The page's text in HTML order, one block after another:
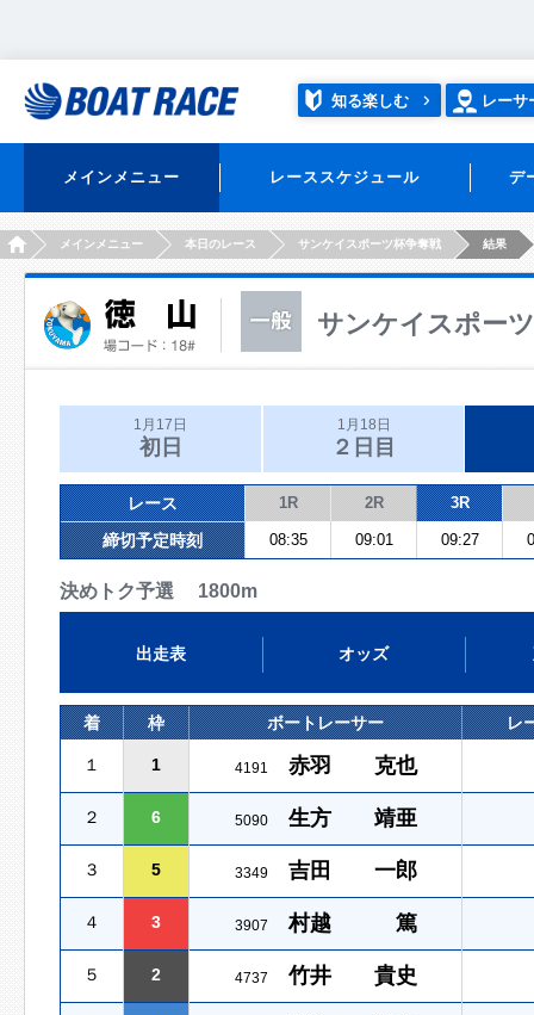
知る楽しむ レーサ
メインメニュー レーススケジュール デ
HOMEメインメニュー 本日のレース サンケイスポーツ杯争奪戦 結果
サンケイスポー
1月17日
初日
1月18日
２日目
レース 1R 2R 3R
締切予定時刻 08:35 09:01 09:27
決めトク予選 1800m
出走表 オッズ
着 枠 ボートレーサー レ
１ 1 4191 赤羽 克也
２ 6 5090 生方 靖亜
３ 5 3349 吉田 一郎
４ 3 3907 村越 篤
５ 2 4737 竹井 貴史